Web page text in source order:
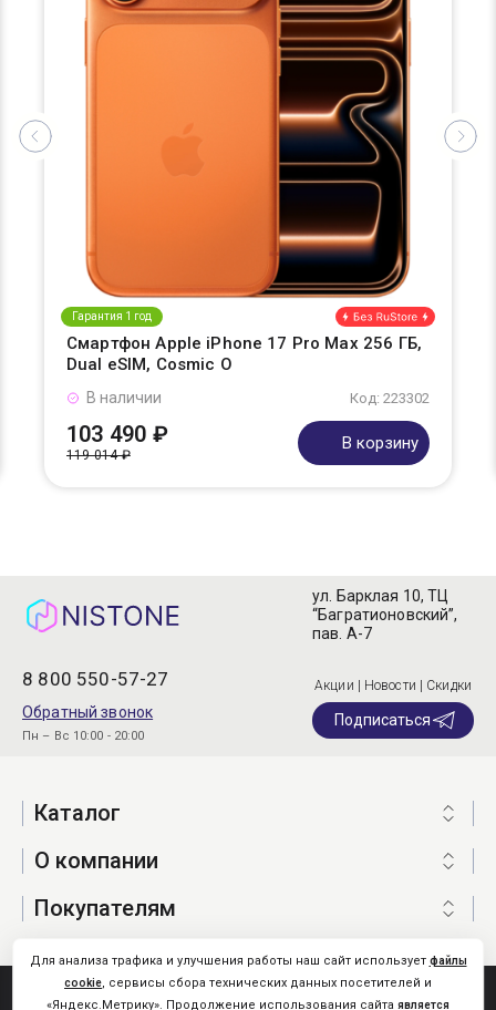
Гарантия 1 год
Смартфон Apple iPhone 17 Pro Max 256 ГБ,
Dual eSIM, Cosmic O
Код: 223302
В наличии
103 490 ₽
119 014 ₽
В корзину
8 800 550-57-27
Обратный звонок
Пн – Вс 10:00 - 20:00
ул. Барклая 10, ТЦ
“Багратионовский”,
пав. А-7
Акции | Новости | Скидки
Подписаться
Каталог
О компании
Покупателям
Nistone.Ru © 2026
Для анализа трафика и улучшения работы наш сайт использует файлы
cookie, сервисы сбора технических данных посетителей и
«Яндекс.Метрику». Продолжение использования сайта является